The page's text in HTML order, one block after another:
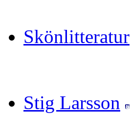
Skönlitteratur
Stig Larsson